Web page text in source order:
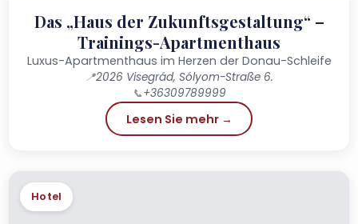
Das „Haus der Zukunftsgestaltung“ –
Trainings-Apartmenthaus
Luxus-Apartmenthaus im Herzen der Donau-Schleife
📍2026 Visegrád, Sólyom-Straße 6.
📞+36309789999
Lesen Sie mehr →
Hotel